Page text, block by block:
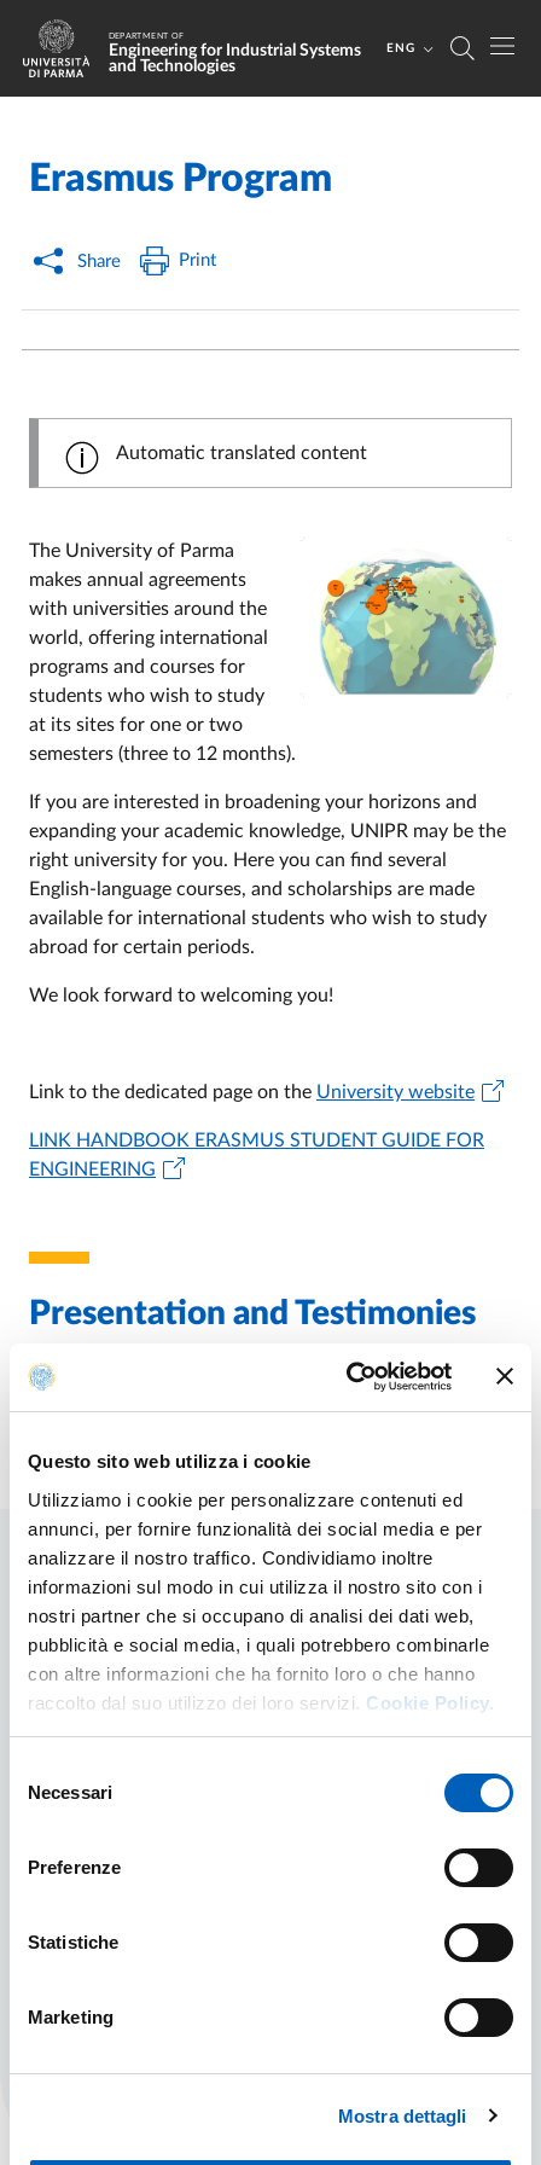
Questo sito web utilizza i cookie
Utilizziamo i cookie per personalizzare contenuti ed
annunci, per fornire funzionalità dei social media e per
analizzare il nostro traffico. Condividiamo inoltre
informazioni sul modo in cui utilizza il nostro sito con i
nostri partner che si occupano di analisi dei dati web,
pubblicità e social media, i quali potrebbero combinarle
con altre informazioni che ha fornito loro o che hanno
raccolto dal suo utilizzo dei loro servizi. Cookie Policy.
delNecessari
Preferenze
Statistiche
Marketing
Mostra dettagli
Skip to main content
Skip to footer
DEPARTMENT OF
Engineering for Industrial Systems
and Technologies
ENG
Home /
Erasmus Program
Share Print
Automatic translated content
The University of Parma
makes annual agreements
with universities around the
world, offering international
programs and courses for
students who wish to study
at its sites for one or two
semesters (three to 12 months).
If you are interested in broadening your horizons and
expanding your academic knowledge, UNIPR may be the
right university for you. Here you can find several
English-language courses, and scholarships are made
available for international students who wish to study
abroad for certain periods.
We look forward to welcoming you!
Link to the dedicated page on the University website
LINK HANDBOOK ERASMUS STUDENT GUIDE FOR
ENGINEERING
Presentation and Testimonies
Presentation video
Modified on18/12/2023
Related contents